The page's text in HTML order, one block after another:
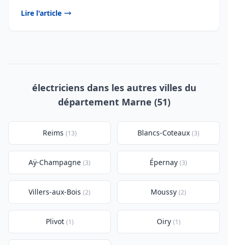
Lire l'article
électriciens dans les autres villes du
département Marne (51)
Reims (13) Blancs-Coteaux (3)
Aÿ-Champagne (3) Épernay (3)
Villers-aux-Bois (2) Moussy (2)
Plivot (1) Oiry (1)